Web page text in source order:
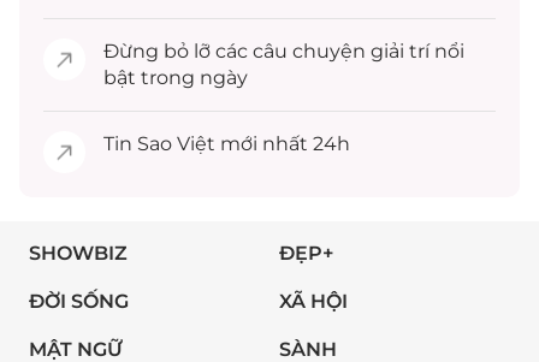
Đừng bỏ lỡ các câu chuyện giải trínổi
bật trong ngày
Tin Sao Việt mới nhất 24h
SHOWBIZ ĐẸP+
ĐỜI SỐNG XÃ HỘI
MẬT NGỮ SÀNH